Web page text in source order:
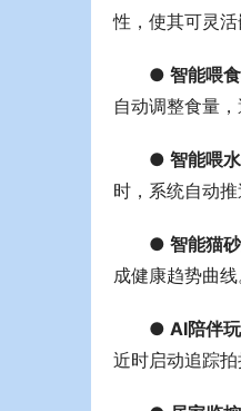
性，使其可灵
● 智能喂食
自动调整食量
● 智能喂水
时，系统自动
● 智能猫砂
成健康趋势曲
● AI陪伴玩
近时启动追踪拍